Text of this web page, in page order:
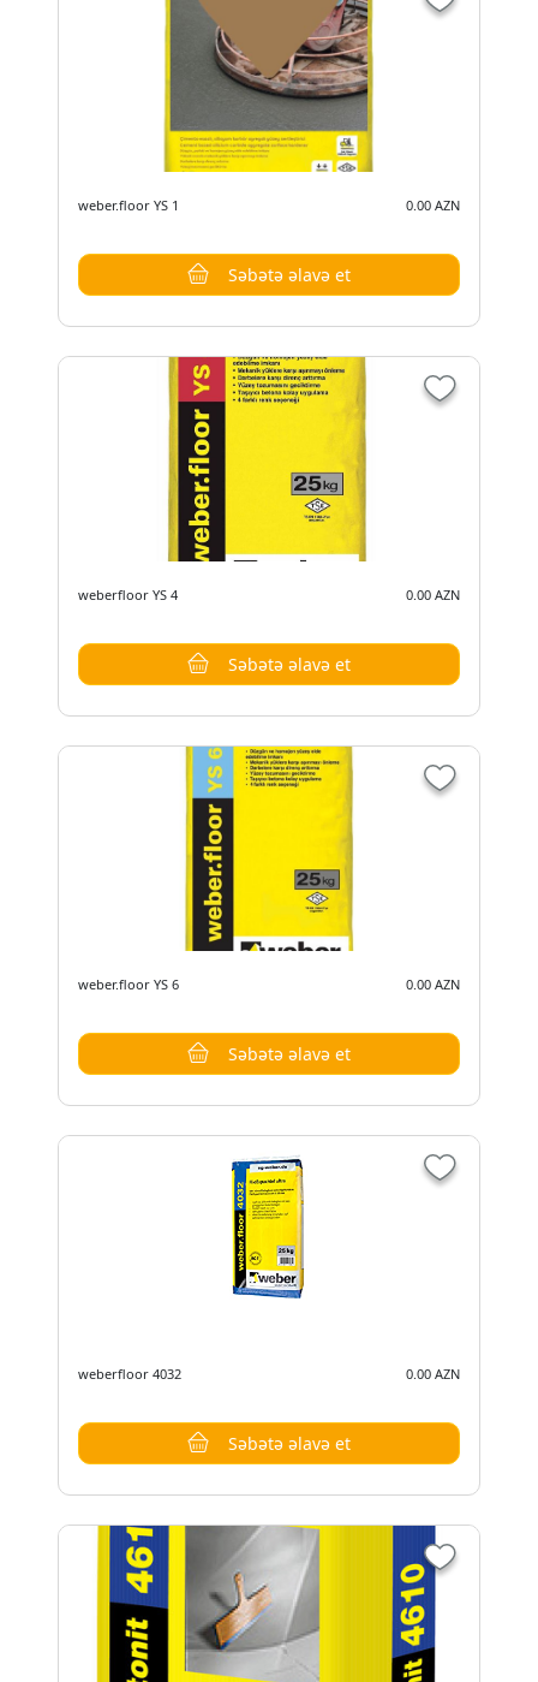
weber.floor YS 1 0.00 AZN
Səbətə əlavə et
weberfloor YS 4 0.00 AZN
Səbətə əlavə et
weber.floor YS 6 0.00 AZN
Səbətə əlavə et
weberfloor 4032 0.00 AZN
Səbətə əlavə et